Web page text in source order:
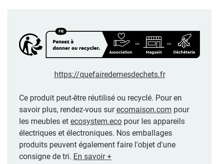
https://quefairedemesdechets.fr
Ce produit peut-être réutilisé ou recyclé. Pour en
savoir plus, rendez-vous surecomaison.com pour
les meubles et ecosystem.eco pour les appareils
électriques et électroniques. Nos emballages
produits peuvent également faire l'objet d'une
consigne de tri. En savoir +